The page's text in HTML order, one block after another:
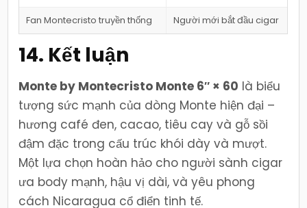
Fan Montecristo truyền thống Người mới bắt đầu cigar
14. Kết luận
Monte by Montecristo Monte 6″ × 60 là biểu
tượng sức mạnh của dòng Monte hiện đại –
hương café đen, cacao, tiêu cay và gỗ sồi
đậm đặc trong cấu trúc khói dày và mượt.
Một lựa chọn hoàn hảo cho người sành cigar
ưa body mạnh, hậu vị dài, và yêu phong
cách Nicaragua cổ điển tinh tế.